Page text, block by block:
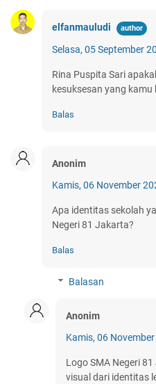
elfanmauludi
Selasa, 05 September
Rina Puspita Sari
kesuksesan yang
Balas
Anonim
Kamis, 06 November
Apa identitas sekolah
Negeri 81 Jakarta?
Balas
Balasan
Anonim
Kamis, 06
Logo SMA Negeri
visual dari identitas